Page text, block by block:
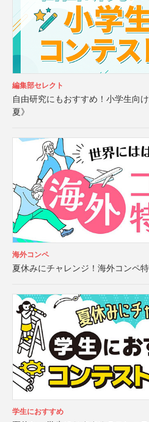
編集部セレクト
自由研究にもおすすめ！小学生向
夏》
海外コンペ
夏休みにチャレンジ！海外コンペ
学生におすすめ